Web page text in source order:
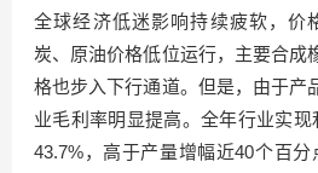
全球经济低迷影响持续疲软，价
炭、原油价格低位运行，主要合成
格也步入下行通道。但是，由于产
业毛利率明显提高。全年行业实
43.7%，高于产量增幅近40个百